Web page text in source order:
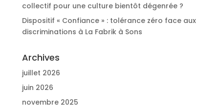
collectif pour une culture bientôt dégenrée ?
Dispositif « Confiance » : tolérance zéro face aux
discriminations à La Fabrik à Sons
Archives
juillet 2026
juin 2026
novembre 2025